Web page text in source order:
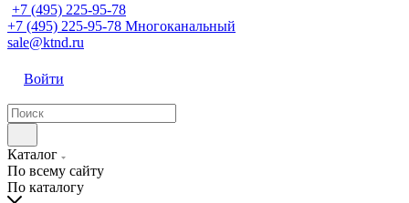
+7 (495) 225-95-78
+7 (495) 225-95-78 Многоканальный
sale@ktnd.ru
Войти
Каталог
По всему сайту
По каталогу